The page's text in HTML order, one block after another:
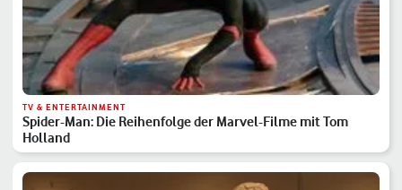
TV & ENTERTAINMENT
Spider-Man: Die Reihenfolge der Marvel-Filme mit Tom
Holland